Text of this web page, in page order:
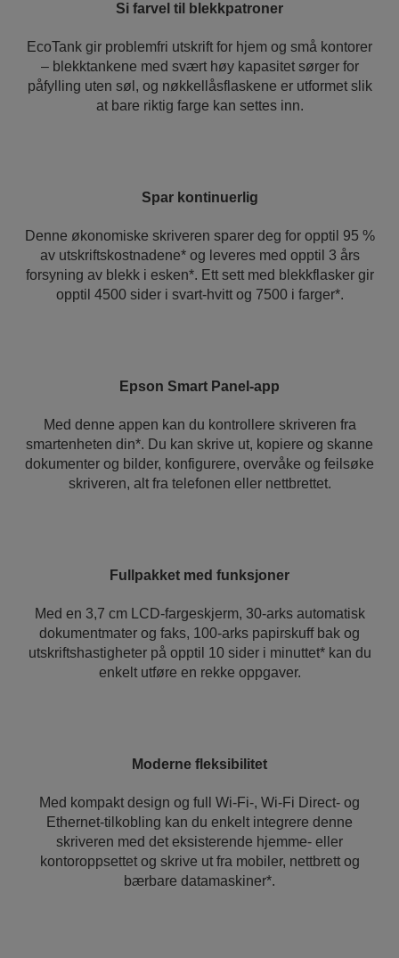
Si farvel til blekkpatroner
EcoTank gir problemfri utskrift for hjem og små kontorer
– blekktankene med svært høy kapasitet sørger for
påfylling uten søl, og nøkkellåsflaskene er utformet slik
at bare riktig farge kan settes inn.
Spar kontinuerlig
Denne økonomiske skriveren sparer deg for opptil 95 %
av utskriftskostnadene* og leveres med opptil 3 års
forsyning av blekk i esken*. Ett sett med blekkflasker gir
opptil 4500 sider i svart-hvitt og 7500 i farger*.
Epson Smart Panel-app
Med denne appen kan du kontrollere skriveren fra
smartenheten din*. Du kan skrive ut, kopiere og skanne
dokumenter og bilder, konfigurere, overvåke og feilsøke
skriveren, alt fra telefonen eller nettbrettet.
Fullpakket med funksjoner
Med en 3,7 cm LCD-fargeskjerm, 30-arks automatisk
dokumentmater og faks, 100-arks papirskuff bak og
utskriftshastigheter på opptil 10 sider i minuttet* kan du
enkelt utføre en rekke oppgaver.
Moderne fleksibilitet
Med kompakt design og full Wi-Fi-, Wi-Fi Direct- og
Ethernet-tilkobling kan du enkelt integrere denne
skriveren med det eksisterende hjemme- eller
kontoroppsettet og skrive ut fra mobiler, nettbrett og
bærbare datamaskiner*.